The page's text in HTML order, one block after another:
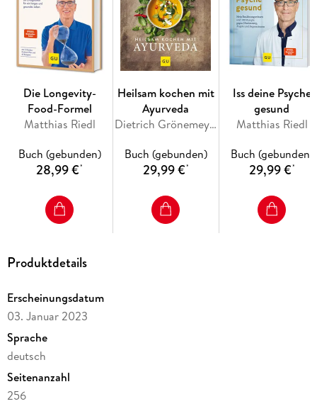
Inhaltsverzeichnis
Hinweis zur Optimierung
Wichtiger Hinweis
Julie Chapon
Anthony Berthou
Grundlagen unserer Ernährung
Perfekter Start in acht Schritten
Das ideale Mittagessen
Der perfekte Snack
Das ideale Abendessen
Die Longevity-
Food-Formel
Matthias Riedl
Buch (gebunden)
28,99 €*
Heilsam kochen mit
Ayurveda
Dietrich Grönemeyer, Volker Mehl
Buch (gebunden)
29,99 €*
Iss deine Psyche
gesund
Matthias Riedl
Buch (gebunden)
29,99 €*
Produktdetails
Erscheinungsdatum
03. Januar 2023
Sprache
deutsch
Seitenanzahl
256